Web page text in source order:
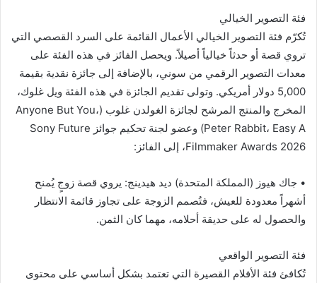
فئة التصوير الخيالي
تُكرّم فئة التصوير الخيالي الأعمال القائمة على السرد القصصي التي
تروي قصة أو حدثاً خيالياً أصيلاً. ويحصل الفائز في هذه الفئة على
معدات التصوير الرقمي من سوني، بالإضافة إلى جائزة نقدية بقيمة
5,000 دولار أمريكي. وتولى تقديم الجائزة في هذه الفئة ويل غلوك،
المخرج والمنتج المرشح لجائزة الغولدن غلوب (Anyone But You،
Peter Rabbit، Easy A) وعضو لجنة تحكيم جوائز Sony Future
Filmmaker Awards 2026، إلى الفائز:
• جاك هيوز (المملكة المتحدة) ديد هيدينج: يروي قصة زوجٍ يُمنح
أشهراً معدودة للعيش، فتُصمم الزوجة على تجاوز قائمة الانتظار
والحصول له على حديقة أحلامه، مهما كان الثمن.
فئة التصوير الواقعي
تُكافئ فئة الأفلام القصيرة التي تعتمد بشكل أساسي على محتوى